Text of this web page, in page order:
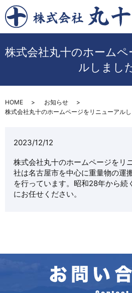
株式会社丸十のホーム
ルしまし
HOME
お知らせ
株式会社丸十のホームページをリニューアルし
2023/12/12
株式会社丸十のホームページをリ
社は名古屋市を中心に重量物の運
を行っています。昭和28年から続
にお任せください。